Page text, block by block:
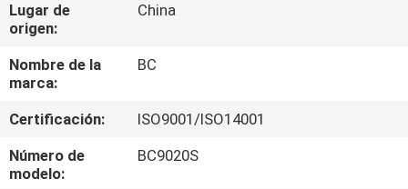
SOBRE
NOSOTROS
VIAJE
DE
Lugar de
origen:
China
Nombre de la
marca:
BC
Certificación:
ISO9001/ISO14001
Número de
modelo:
BC9020S